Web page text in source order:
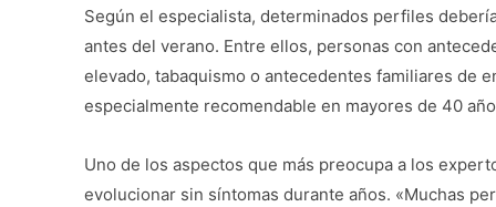
Según el especialista, determinados perfiles
antes del verano. Entre ellos, personas con
elevado, tabaquismo o antecedentes familiares de
especialmente recomendable en mayores de 40
Uno de los aspectos que más preocupa a los
evolucionar sin síntomas durante años. «Muchas